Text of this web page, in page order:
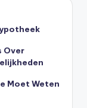
Over
Moet Weten